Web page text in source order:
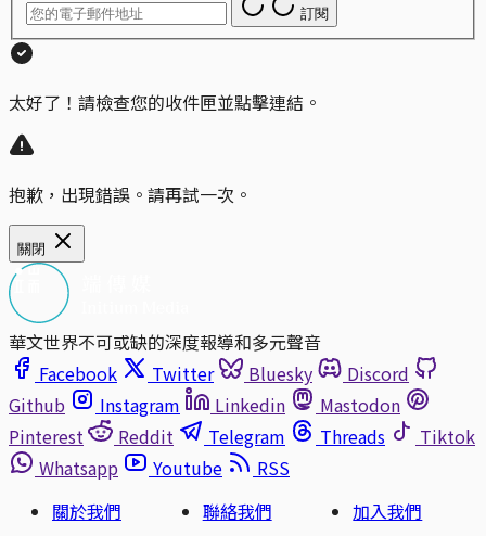
訂閱
太好了！請檢查您的收件匣並點擊連結。
抱歉，出現錯誤。請再試一次。
關閉
華文世界不可或缺的深度報導和多元聲音
Facebook
Twitter Bluesky
Discord
Github
Instagram Linkedin
Mastodon
Pinterest
Reddit Telegram Threads
Tiktok
Whatsapp
Youtube
RSS
關於我們
聯絡我們
加入我們